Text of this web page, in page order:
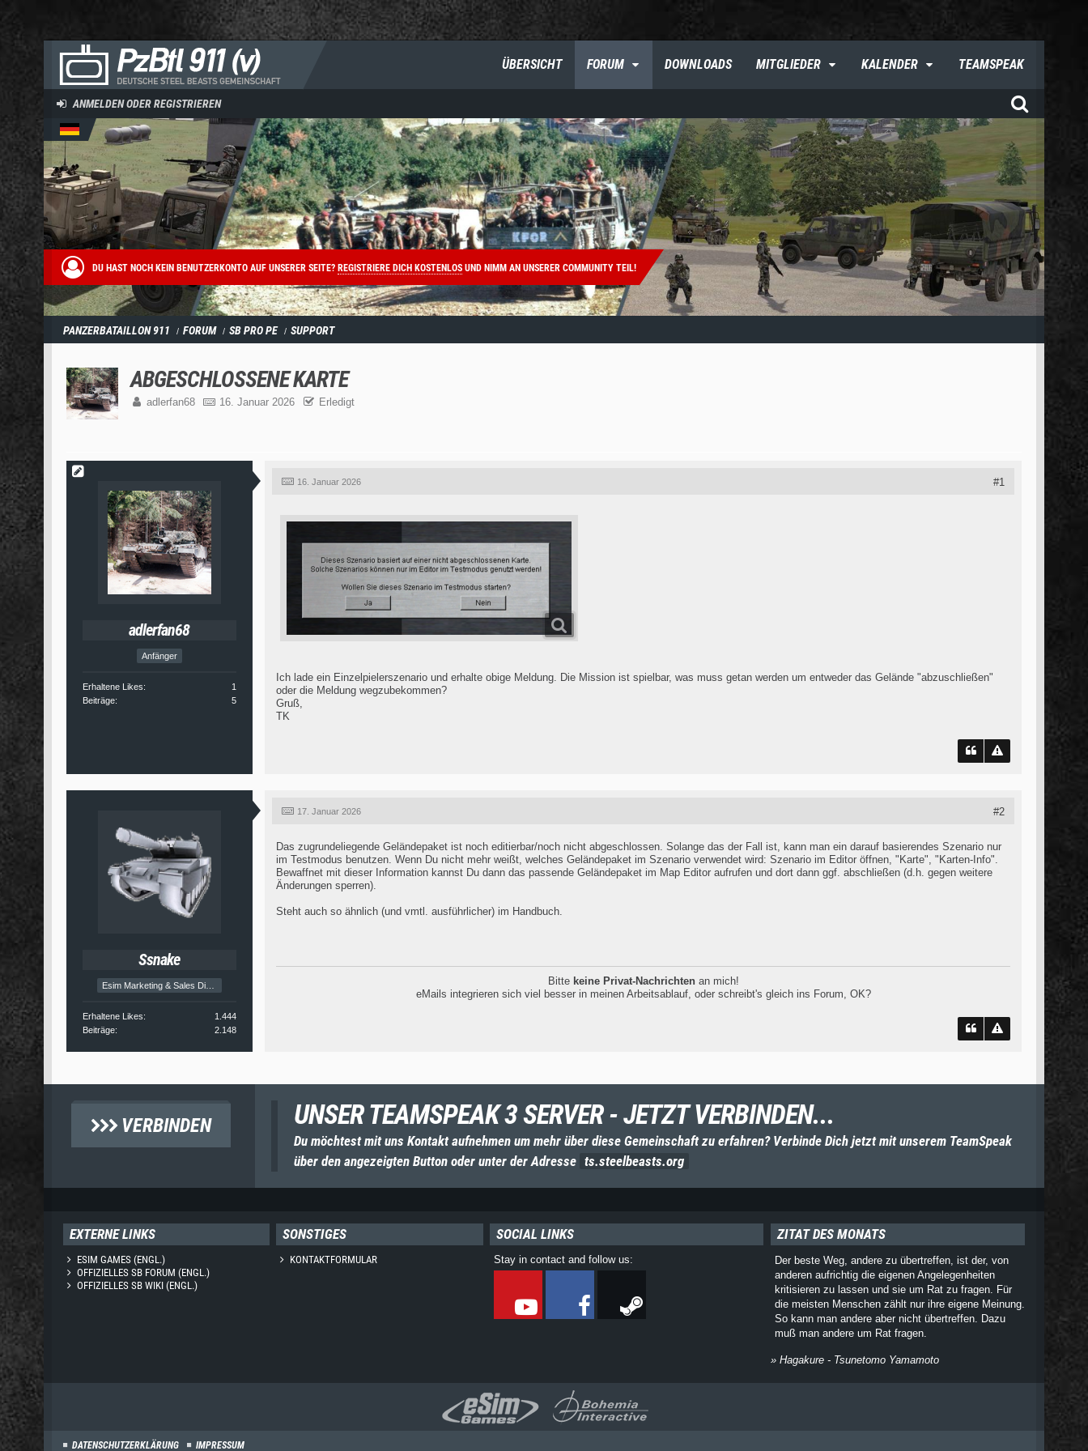
ÜBERSICHT FORUM DOWNLOADS MITGLIEDER KALENDER TEAMSPEAK
ANMELDEN ODER REGISTRIEREN
DU HAST NOCH KEIN BENUTZERKONTO AUF UNSERER SEITE? REGISTRIERE DICH KOSTENLOSUND NIMM AN UNSERER COMMUNITY TEIL!
PANZERBATAILLON 911 FORUM SB PRO PE SUPPORT
ABGESCHLOSSENE KARTE
adlerfan68 16. Januar 2026 Erledigt
adlerfan68
Anfänger
Erhaltene Likes
1
Beiträge
5
16. Januar 2026 #1
Ich lade ein Einzelpielerszenario und erhalte obige Meldung. Die Mission ist spielbar, was muss getan werden um entweder das Gelände "abzuschließen"
oder die Meldung wegzubekommen?
Gruß,
TK
Ssnake
Esim Marketing & Sales Director
Erhaltene Likes
1.444
Beiträge
2.148
17. Januar 2026 #2
Das zugrundeliegende Geländepaket ist noch editierbar/noch nicht abgeschlossen. Solange das der Fall ist, kann man ein darauf basierendes Szenario nur
im Testmodus benutzen. Wenn Du nicht mehr weißt, welches Geländepaket im Szenario verwendet wird: Szenario im Editor öffnen, "Karte", "Karten-Info".
Bewaffnet mit dieser Information kannst Du dann das passende Geländepaket im Map Editor aufrufen und dort dann ggf. abschließen (d.h. gegen weitere
Änderungen sperren).
Steht auch so ähnlich (und vmtl. ausführlicher) im Handbuch.
Bitte keine Privat-Nachrichtenan mich!
eMails integrieren sich viel besser in meinen Arbeitsablauf, oder schreibt's gleich ins Forum, OK?
VERBINDEN UNSER TEAMSPEAK 3 SERVER - JETZT VERBINDEN...
Du möchtest mit uns Kontakt aufnehmen um mehr über diese Gemeinschaft zu erfahren? Verbinde Dich jetzt mit unserem TeamSpeak
über den angezeigten Button oder unter der Adresse ts.steelbeasts.org
EXTERNE LINKS
ESIM GAMES (ENGL.)
OFFIZIELLES SB FORUM (ENGL.)
OFFIZIELLES SB WIKI (ENGL.)
SONSTIGES
KONTAKTFORMULAR
SOCIAL LINKS
Stay in contact and follow us:
ZITAT DES MONATS
Der beste Weg, andere zu übertreffen, ist der, von
anderen aufrichtig die eigenen Angelegenheiten
kritisieren zu lassen und sie um Rat zu fragen. Für
die meisten Menschen zählt nur ihre eigene Meinung.
So kann man andere aber nicht übertreffen. Dazu
muß man andere um Rat fragen.
» Hagakure - Tsunetomo Yamamoto
DATENSCHUTZERKLÄRUNG IMPRESSUM